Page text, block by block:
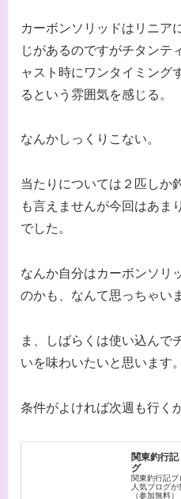
カーボンソリッドはリニア
じがあるのですがチタンテ
ャスト時にワンタイミング
るという雰囲気を感じる。
なんかしっくりこない。
当たりについては２匹しか
も言えませんが今回はあま
でした。
なんか自分はカーボンソリ
のかも、なんて思っちゃい
ま、しばらくは使い込んで
いを味わいたいと思います。
条件がよければ次週も行く
関東釣行
グ
関東釣行記
人気ブログが
（参加無料